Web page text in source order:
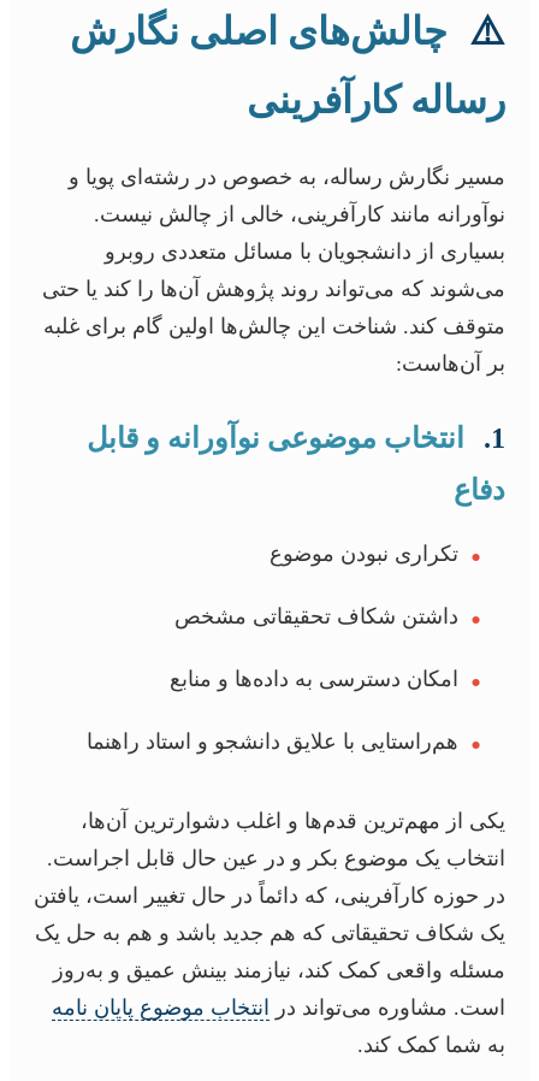
⚠️ چالش‌های اصلی نگارش
رساله کارآفرینی
مسیر نگارش رساله، به خصوص در رشته‌ای پویا و
نوآورانه مانند کارآفرینی، خالی از چالش نیست.
بسیاری از دانشجویان با مسائل متعددی روبرو
می‌شوند که می‌تواند روند پژوهش آن‌ها را کند یا حتی
متوقف کند. شناخت این چالش‌ها اولین گام برای غلبه
بر آن‌هاست:
1.
انتخاب موضوعی نوآورانه و قابل
دفاع
• تکراری نبودن موضوع
• داشتن شکاف تحقیقاتی مشخص
• امکان دسترسی به داده‌ها و منابع
• هم‌راستایی با علایق دانشجو و استاد راهنما
یکی از مهم‌ترین قدم‌ها و اغلب دشوارترین آن‌ها،
انتخاب یک موضوع بکر و در عین حال قابل اجراست.
در حوزه کارآفرینی، که دائماً در حال تغییر است، یافتن
یک شکاف تحقیقاتی که هم جدید باشد و هم به حل یک
مسئله واقعی کمک کند، نیازمند بینش عمیق و به‌روز
است. مشاوره می‌تواند در انتخاب موضوع پایان نامه
به شما کمک کند.